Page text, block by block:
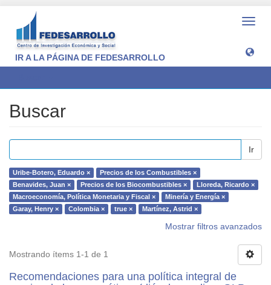
IR A LA PÁGINA DE FEDESARROLLO
Buscar
Ir
Uribe-Botero, Eduardo ×
Precios de los Combustibles ×
Benavides, Juan ×
Precios de los Biocombustibles ×
Lloreda, Ricardo ×
Macroeconomía, Política Monetaria y Fiscal ×
Minería y Energía ×
Garay, Henry ×
Colombia × true × Martínez, Astrid ×
Mostrar filtros avanzados
Mostrando ítems 1-1 de 1
Recomendaciones para una política integral de